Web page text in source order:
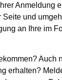
Anmeldung
Seite und
an Ihre im
Auch
erhalten?